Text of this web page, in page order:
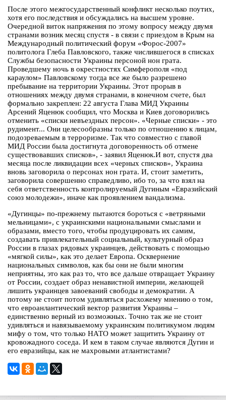
После этого межгосударственный конфликт несколько поутих,
хотя его последствия и обсуждались на высшем уровне.
Очередной виток напряжения по этому вопросу между двумя
странами возник месяц спустя - в связи с приездом в Крым на
Международный политический форум «Форос-2007»
политолога Глеба Павловского, также числившегося в списках
Службы безопасности Украины персоной нон грата.
Проведшему ночь в окрестностях Симферополя «под
караулом» Павловскому тогда все же было разрешено
пребывание на территории Украины. Этот прорыв в
отношениях между двумя странами, в конечном счете, был
формально закреплен: 22 августа Глава МИД Украины
Арсений Яценюк сообщил, что Москва и Киев договорились
отменить «списки невъездных персон». «Черные списки» - это
рудимент... Они целесообразны только по отношению к лицам,
подозреваемым в терроризме. Так что совместно с главой
МИД России была достигнута договоренность об отмене
существовавших списков», - заявил Яценюк.И вот, спустя два
месяца после ликвидации всех «черных списков», Украина
вновь заговорила о персонах нон грата. И, стоит заметить,
заговорила совершенно справедливо, ибо то, за что взял на
себя ответственность контролируемый Дугиным «Евразийский
союз молодежи», иначе как проявлением вандализма.
«Дугинцы» по-прежнему пытаются бороться с «ветряными
мельницами», с украинскими национальными смыслами и
образами, вместо того, чтобы продуцировать их самим,
создавать привлекательный социальный, культурный образ
России в глазах рядовых украинцев, действовать с помощью
«мягкой силы», как это делает Европа. Осквернение
национальных символов, как бы они не были многим
неприятны, это как раз то, что все дальше отвращает Украину
от России, создает образ ненавистной империи, желающей
лишить украинцев завоеваний свободы и демократии. А
потому не стоит потом удивляться расхожему мнению о том,
что евроанлантический вектор развития Украины –
единственно верный из возможных. Точно так же не стоит
удивляться и навязываемому украинским политикумом людям
мифу о том, что только НАТО может защитить Украину от
кровожадного соседа. И кем в таком случае являются Дугин и
его евразийцы, как не махровыми атлантистами?